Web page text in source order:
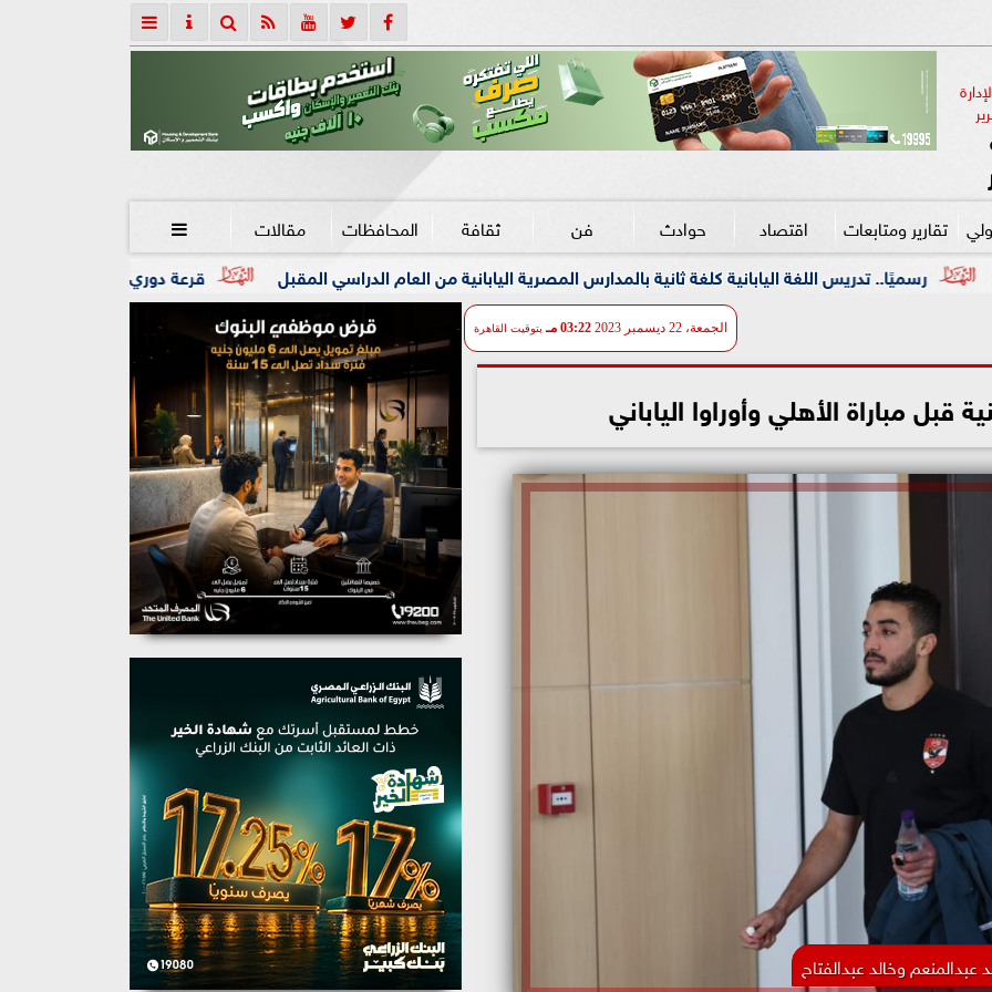
تقارير ومتابعات اقتصاد حوادث فن ثقافة المحافظات مقالات 
قرعة دوري أبطال إفريقيا: بيراميدز يصطدم بـ اليابانية كلغة ثانية بالمدارس المصرية اليابانية من العام الدراسي المقبل
الجمعة، 22 ديسمبر 2023 03:22 مـ بتوقيت القاهرة
مباراة الأهلي وأوراوا الياباني
وخالد عبدالفتاح